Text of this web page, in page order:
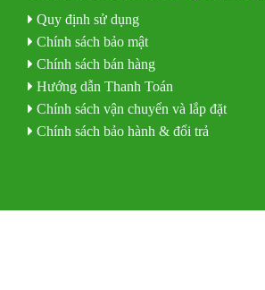
Quy định sử dụng
Chính sách bảo mật
Chính sách bán hàng
Hướng dẫn Thanh Toán
Chính sách vận chuyển và lắp đặt
Chính sách bảo hành & đổi trả